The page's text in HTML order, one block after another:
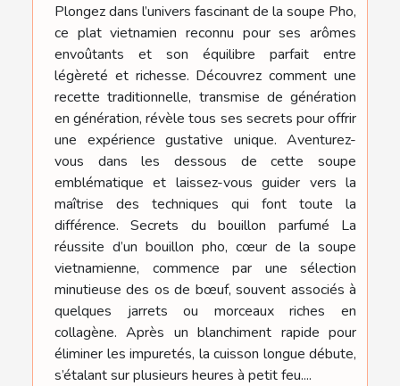
Plongez dans l’univers fascinant de la soupe Pho,
ce plat vietnamien reconnu pour ses arômes
envoûtants et son équilibre parfait entre
légèreté et richesse. Découvrez comment une
recette traditionnelle, transmise de génération
en génération, révèle tous ses secrets pour offrir
une expérience gustative unique. Aventurez-
vous dans les dessous de cette soupe
emblématique et laissez-vous guider vers la
maîtrise des techniques qui font toute la
différence. Secrets du bouillon parfumé La
réussite d’un bouillon pho, cœur de la soupe
vietnamienne, commence par une sélection
minutieuse des os de bœuf, souvent associés à
quelques jarrets ou morceaux riches en
collagène. Après un blanchiment rapide pour
éliminer les impuretés, la cuisson longue débute,
s’étalant sur plusieurs heures à petit feu....